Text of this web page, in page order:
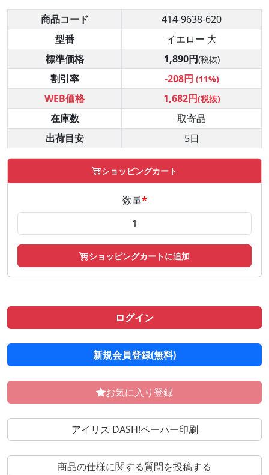
商品コード
414-9638-620
型番
イエロー 大
標準価格
1,890円(税抜)
割引率 -208円 (11%)
WEB価格 1,682円(税抜)
在庫数
取寄品
出荷目安
5日
ショッピングカート
数量*
ショッピングカートに追加
ログイン
新規会員登録(無料)
お気に入り登録
アイリス DASH!ペーパー印刷
商品の仕様に関する質問を投稿する